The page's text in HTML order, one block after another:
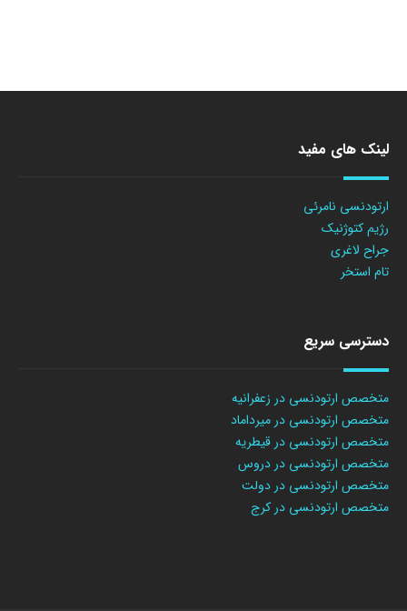
لینک های مفید
ارتودنسی نامرئی
رژیم کتوژنیک
جراح لاغری
تام استخر
دسترسی سریع
متخصص ارتودنسی در زعفرانیه
متخصص ارتودنسی در میرداماد
متخصص ارتودنسی در قیطریه
متخصص ارتودنسی در دروس
متخصص ارتودنسی در دولت
متخصص ارتودنسی در کرج